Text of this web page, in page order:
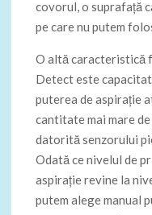
covorul, o suprafață
pe care nu putem
O altă caracteristică
Detect este
puterea de aspirație
cantitate mai mare
datorită senzorului
Odată ce nivelul de
aspirație revine la
putem alege manual